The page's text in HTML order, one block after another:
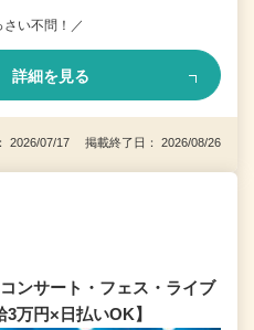
い不問！／
詳細を見る
2026/07/17 掲載終了日： 2026/08/26
ンサート・フェス・ライブ
万円×日払いOK】